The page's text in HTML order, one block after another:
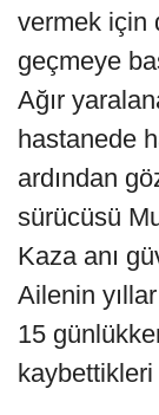
vermek için
geçmeye
Ağır
hastanede
ardından
sürücüsü
Kaza anı
Ailenin
15
kaybettikleri